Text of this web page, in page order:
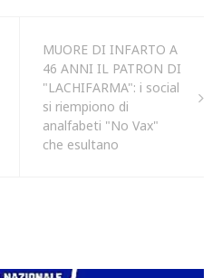
MUORE DI INFARTO A
46 ANNI IL PATRON DI
"LACHIFARMA": i social
si riempiono di
analfabeti "No Vax"
che esultano